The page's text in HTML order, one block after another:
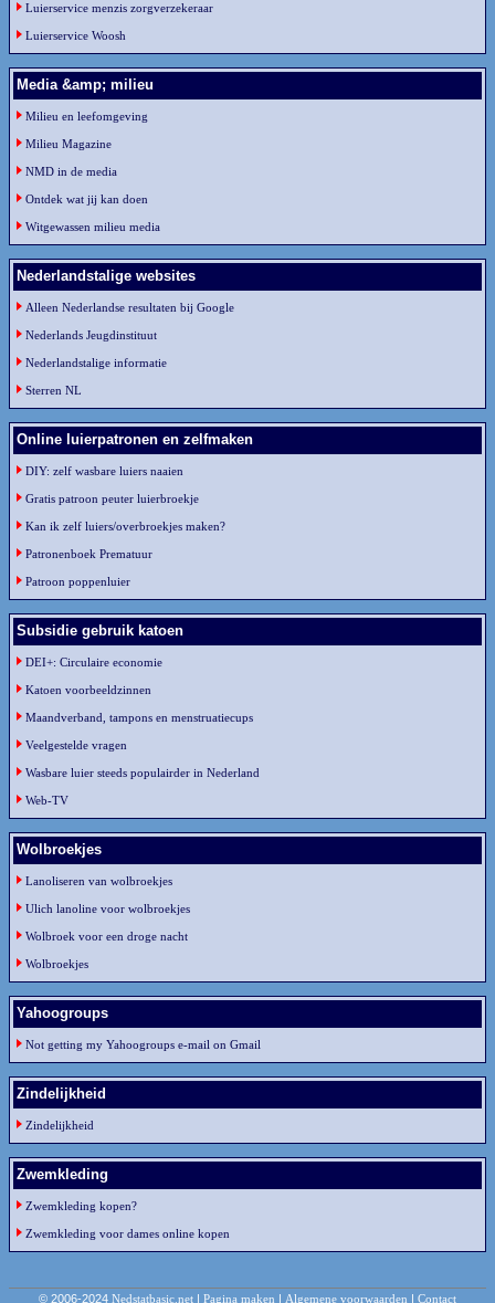
Luierservice menzis zorgverzekeraar
Luierservice Woosh
Media &amp; milieu
Milieu en leefomgeving
Milieu Magazine
NMD in de media
Ontdek wat jij kan doen
Witgewassen milieu media
Nederlandstalige websites
Alleen Nederlandse resultaten bij Google
Nederlands Jeugdinstituut
Nederlandstalige informatie
Sterren NL
Online luierpatronen en zelfmaken
DIY: zelf wasbare luiers naaien
Gratis patroon peuter luierbroekje
Kan ik zelf luiers/overbroekjes maken?
Patronenboek Prematuur
Patroon poppenluier
Subsidie gebruik katoen
DEI+: Circulaire economie
Katoen voorbeeldzinnen
Maandverband, tampons en menstruatiecups
Veelgestelde vragen
Wasbare luier steeds populairder in Nederland
Web-TV
Wolbroekjes
Lanoliseren van wolbroekjes
Ulich lanoline voor wolbroekjes
Wolbroek voor een droge nacht
Wolbroekjes
Yahoogroups
Not getting my Yahoogroups e-mail on Gmail
Zindelijkheid
Zindelijkheid
Zwemkleding
Zwemkleding kopen?
Zwemkleding voor dames online kopen
© 2006-2024 Nedstatbasic.net | Pagina maken | Algemene voorwaarden | Contact